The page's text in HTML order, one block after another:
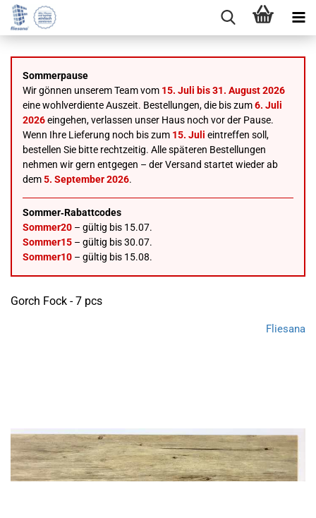
Sommerpause
Wir gönnen unserem Team vom 15. Juli bis 31. August 2026
eine wohlverdiente Auszeit. Bestellungen, die bis zum6. Juli
2026eingehen, verlassen unser Haus noch vor der Pause.
Wenn Ihre Lieferung noch bis zum 15. Juli eintreffen soll,
bestellen Sie bitte rechtzeitig. Alle späteren Bestellungen
nehmen wir gern entgegen – der Versand startet wieder ab
dem5. September 2026.
Sommer‑Rabattcodes
Sommer20 – gültig bis 15.07.
Sommer15 – gültig bis 30.07.
Sommer10 – gültig bis 15.08.
Gorch Fock - 7 pcs
Fliesana